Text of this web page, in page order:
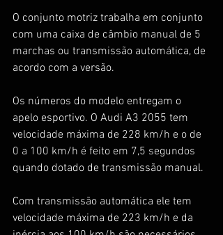
O conjunto motriz trabalha em conjunto
com uma caixa de câmbio manual de 5
marchas ou transmissão automática, de
acordo com a versão.
Os números do modelo entregam o
apelo esportivo. O Audi A3 2055 tem
velocidade máxima de 228 km/h e o de
0 a 100 km/h é feito em 7,5 segundos
quando dotado de transmissão manual.
Com transmissão automática ele tem
velocidade máxima de 223 km/h e da